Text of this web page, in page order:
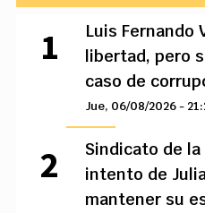
Luis Fernando
libertad, pero
caso de
Jue, 06/08/2026 -
Sindicato de la
intento de
mantener su